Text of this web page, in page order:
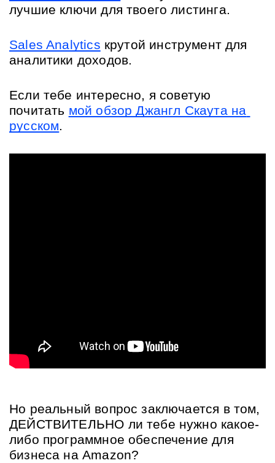
лучшие ключи для твоего листинга.
Sales Analytics крутой инструмент для
аналитики доходов.
Если тебе интересно, я советую
почитать мой обзор Джангл Скаута на
русском.
Но реальный вопрос заключается в том,
ДЕЙСТВИТЕЛЬНО ли тебе нужно какое-
либо программное обеспечение для
бизнеса на Amazon?